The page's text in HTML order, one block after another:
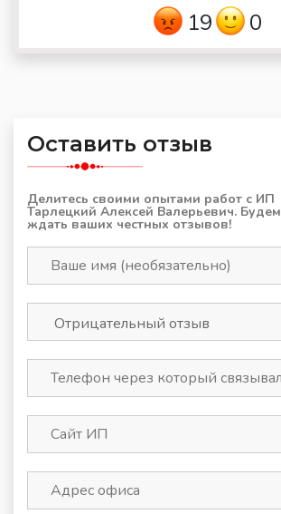
19 0
Оставить отзыв
Делитесь своими опытами работ с ИП
Тарлецкий Алексей Валерьевич. Будем
ждать ваших честных отзывов!